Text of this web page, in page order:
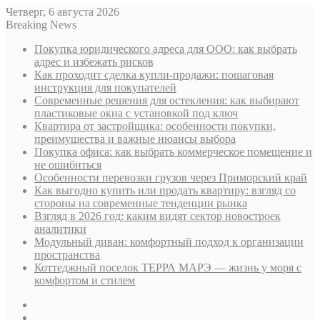
Четверг, 6 августа 2026
Breaking News
Покупка юридического адреса для ООО: как выбрать
адрес и избежать рисков
Как проходит сделка купли-продажи: пошаговая
инструкция для покупателей
Современные решения для остекления: как выбирают
пластиковые окна с установкой под ключ
Квартира от застройщика: особенности покупки,
преимущества и важные нюансы выбора
Покупка офиса: как выбрать коммерческое помещение и
не ошибиться
Особенности перевозки грузов через Приморский край
Как выгодно купить или продать квартиру: взгляд со
стороны на современные тенденции рынка
Взгляд в 2026 год: каким видят сектор новостроек
аналитики
Модульный диван: комфортный подход к организации
пространства
Коттеджный поселок ТЕРРА МАРЭ — жизнь у моря с
комфортом и стилем